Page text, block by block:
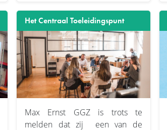
Het Centraal Toeleidingspunt
Max Ernst GGZ is trots te
melden dat zij een van de